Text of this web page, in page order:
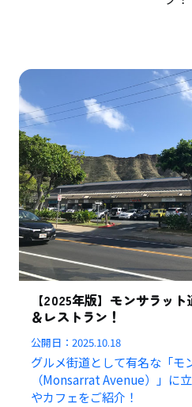
【2025年版】モンサラッ
＆レストラン！
公開日：2025.10.18
グルメ街道として有名な「モ
（Monsarrat Avenue）」に
やカフェをご紹介！